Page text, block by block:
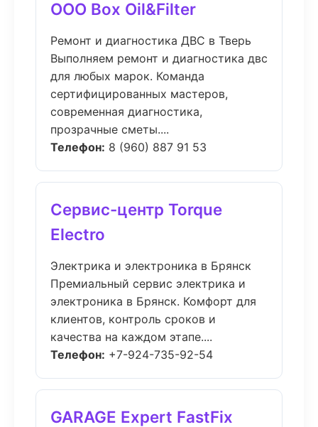
ООО Box Oil&Filter
Ремонт и диагностика ДВС в Тверь
Выполняем ремонт и диагностика двс
для любых марок. Команда
сертифицированных мастеров,
современная диагностика,
прозрачные сметы....
Телефон: 8 (960) 887 91 53
Сервис-центр Torque
Electro
Электрика и электроника в Брянск
Премиальный сервис электрика и
электроника в Брянск. Комфорт для
клиентов, контроль сроков и
качества на каждом этапе....
Телефон: +7-924-735-92-54
GARAGE Expert FastFix